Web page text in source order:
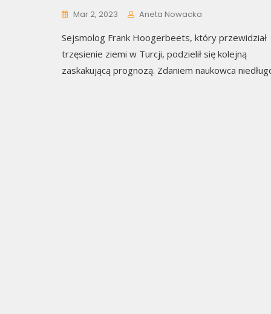
Mar 2, 2023 Aneta Nowacka
Sejsmolog Frank Hoogerbeets, który przewidział
trzęsienie ziemi w Turcji, podzielił się kolejną
zaskakującą prognozą. Zdaniem naukowca